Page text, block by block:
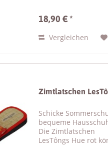
Flops bestehen aus
18,90 € *
Vergleichen
Zimtlatschen
Schicke
bequeme
Die Zimtlatschen
LesTôngs Hue rot